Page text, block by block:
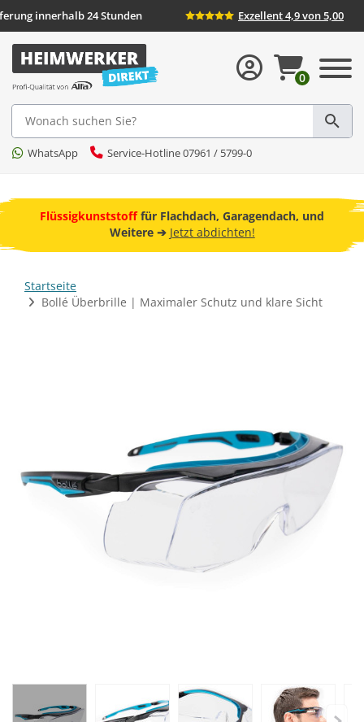
innerhalb 24 Stunden Exzellent 4,9 von 5,00
Suche
WhatsApp Service-Hotline 07961 / 5799-0
0
Flüssigkunststofffür Flachdach, Garagendach, und
Weitere ➔ Jetzt abdichten!
Startseite
Bollé Überbrille | Maximaler Schutz und klare Sicht